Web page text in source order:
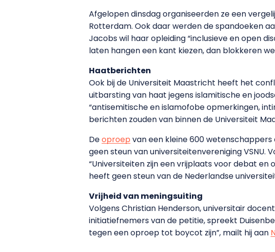
Afgelopen dinsdag organiseerden ze een
Rotterdam. Ook daar werden de spandoeken
Jacobs wil haar opleiding “inclusieve en open
laten hangen een kant kiezen, dan blokkeren
Haatberichten
Ook bij de Universiteit Maastricht heeft het
uitbarsting van haat jegens islamitische en
“antisemitische en islamofobe opmerkingen,
berichten zouden van binnen de Universiteit
Deoproep van een kleine 600
geen steun van universiteitenvereniging
“Universiteiten zijn een vrijplaats voor debat
heeft geen steun van de Nederlandse
Vrijheid van meningsuiting
Volgens Christian Henderson, universitair
initiatiefnemers van de petitie, spreekt
tegen een oproep tot boycot zijn”, mailt hij aan